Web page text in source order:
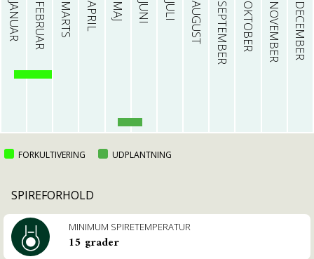
JANUAR FEBRUAR MARTS APRIL MAJ JUNI JULI AUGUST SEPTEMBER OKTOBER NOVEMBER DECEMBER
FORKULTIVERING UDPLANTNING
SPIREFORHOLD
MINIMUM SPIRETEMPE­RATUR
15 grader